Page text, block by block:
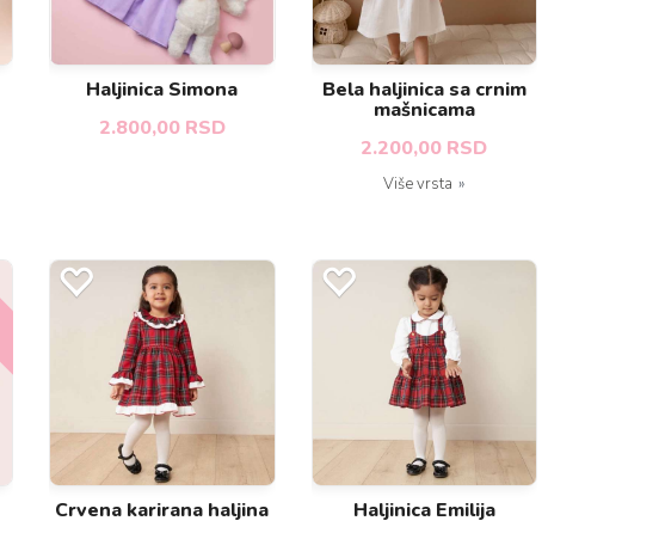
Haljinica Simona
2.800,00 RSD
Bela haljinica sa crnim
mašnicama
2.200,00 RSD
Više vrsta
Crvena karirana haljina
Haljinica Emilija